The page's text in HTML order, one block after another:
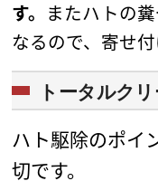
す。 またハトの
なるので、寄せ
トータルク
ハト駆除のポイ
切です。